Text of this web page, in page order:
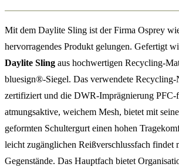
Mit dem Daylite Sling ist der Firma Osprey
hervorragendes Produkt gelungen. Gefertigt
Daylite Sling aus hochwertigen Recycling-
bluesign®-Siegel. Das verwendete
zertifiziert und die DWR-Imprägnierung PFC-
atmungsaktive, weichem Mesh, bietet mit
geformten Schultergurt einen hohen
leicht zugänglichen Reißverschlussfach findet
Gegenstände. Das Hauptfach bietet